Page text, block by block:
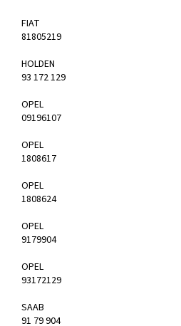
FIAT
81805219
HOLDEN
93 172 129
OPEL
09196107
OPEL
1808617
OPEL
1808624
OPEL
9179904
OPEL
93172129
SAAB
91 79 904